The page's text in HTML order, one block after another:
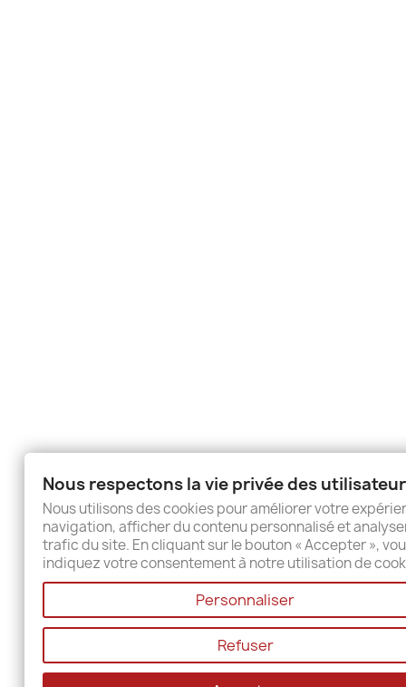
Nous respectons la vie privée des
Nous utilisons des cookies pour améliorer votre
navigation, afficher du contenu personnalisé et
trafic du site. En cliquant sur le bouton « Accepter »,
indiquez votre consentement à notre utilisation de
Personnaliser
Refuser